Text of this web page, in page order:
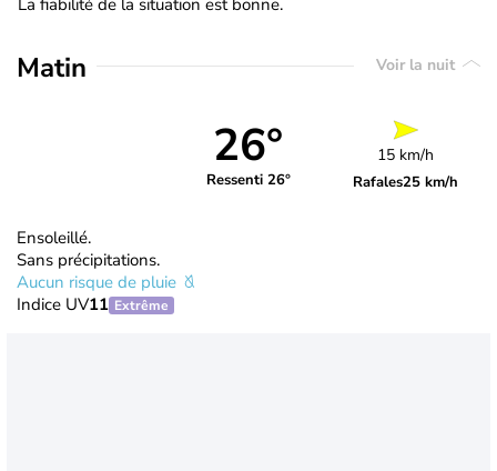
Matin Voir la nuit
26°
Ressenti 26°
15 km/h
Rafales25 km/h
Ensoleillé.
Sans précipitations.
Aucun risque de pluie
Indice UV11 Extrême